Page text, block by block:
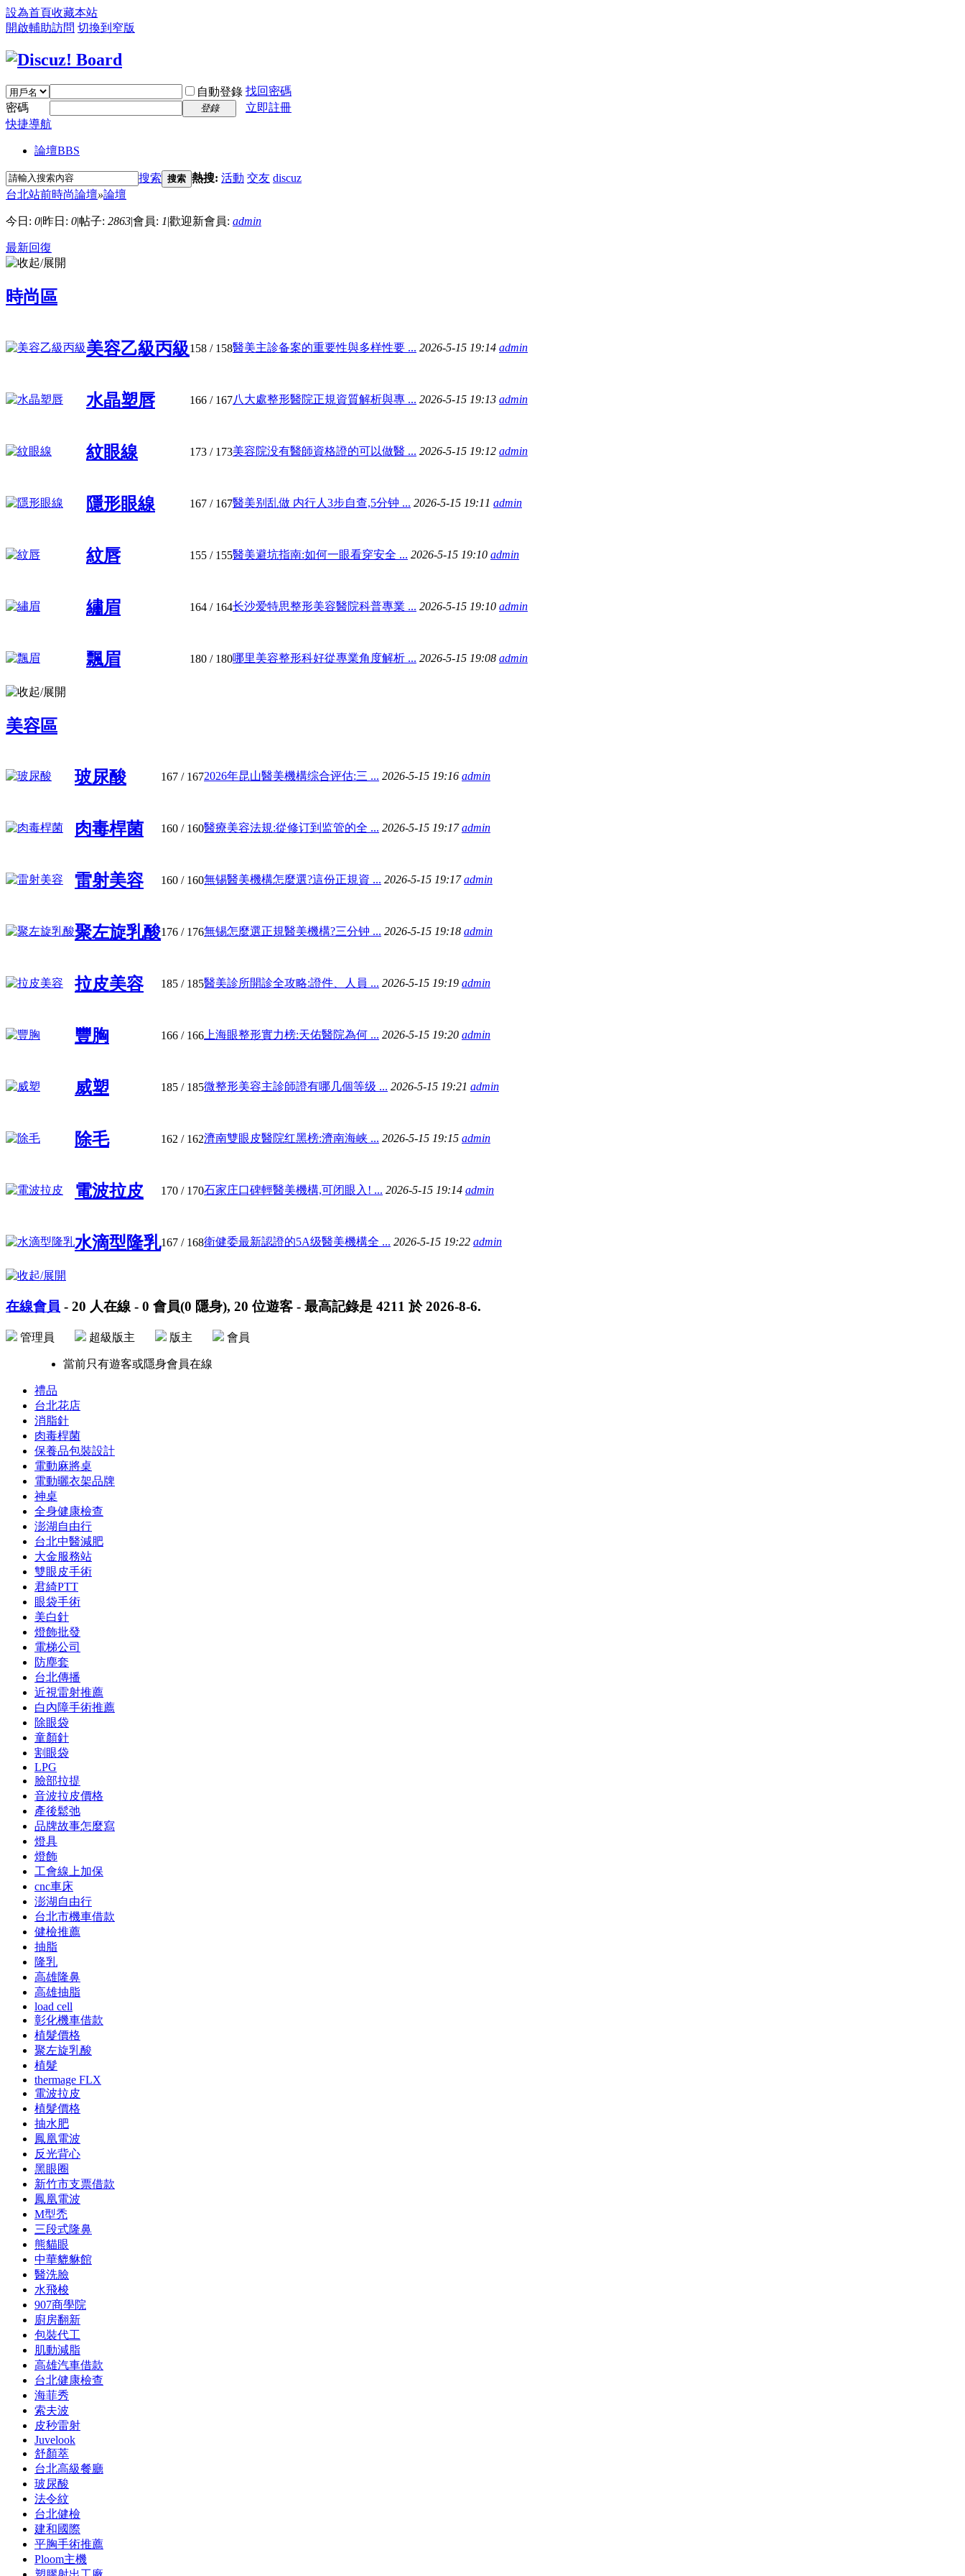
設為首頁收藏本站
開啟輔助訪問 切換到窄版
自動登錄 找回密碼
密碼
登錄
立即註冊
快捷導航
論壇BBS
搜索 搜索 熱搜: 活動 交友 discuz
台北站前時尚論壇»論壇
今日: 0|昨日: 0|帖子: 2863|會員: 1|歡迎新會員: admin
最新回復
時尚區
美容乙級丙級158 / 158醫美主診备案的重要性與多样性要 ... 2026-5-15 19:14 admin
水晶塑唇 166 / 167八大處整形醫院正規資質解析與專 ... 2026-5-15 19:13 admin
紋眼線 173 / 173美容院没有醫師資格證的可以做醫 ... 2026-5-15 19:12 admin
隱形眼線 167 / 167醫美别乱做 内行人3步自查,5分钟 ... 2026-5-15 19:11 admin
紋唇 155 / 155醫美避坑指南:如何一眼看穿安全 ... 2026-5-15 19:10 admin
繡眉 164 / 164长沙爱特思整形美容醫院科普專業 ... 2026-5-15 19:10 admin
飄眉 180 / 180哪里美容整形科好從專業角度解析 ... 2026-5-15 19:08 admin
美容區
玻尿酸 167 / 1672026年昆山醫美機構综合评估:三 ... 2026-5-15 19:16 admin
肉毒桿菌 160 / 160醫療美容法規:從修订到监管的全 ... 2026-5-15 19:17admin
雷射美容 160 / 160無锡醫美機構怎麼選?這份正規資 ... 2026-5-15 19:17admin
聚左旋乳酸176 / 176無锡怎麼選正規醫美機構?三分钟 ... 2026-5-15 19:18 admin
拉皮美容 185 / 185醫美診所開診全攻略:證件、人員 ... 2026-5-15 19:19 admin
豐胸 166 / 166上海眼整形實力榜:天佑醫院為何 ... 2026-5-15 19:20 admin
威塑 185 / 185微整形美容主診師證有哪几個等级 ... 2026-5-15 19:21 admin
除毛 162 / 162濟南雙眼皮醫院红黑榜:濟南海峡 ... 2026-5-15 19:15 admin
電波拉皮 170 / 170石家庄口碑輕醫美機構,可闭眼入! ... 2026-5-15 19:14 admin
水滴型隆乳167 / 168衛健委最新認證的5A级醫美機構全 ... 2026-5-15 19:22 admin
在線會員 - 20 人在線 - 0 會員(0 隱身), 20 位遊客 - 最高記錄是 4211 於2026-8-6.
管理員 超級版主 版主 會員
當前只有遊客或隱身會員在線
禮品
台北花店
消脂針
肉毒桿菌
保養品包裝設計
電動麻將桌
電動曬衣架品牌
神桌
全身健康檢查
澎湖自由行
台北中醫減肥
大金服務站
雙眼皮手術
君綺PTT
眼袋手術
美白針
燈飾批發
電梯公司
防塵套
台北傳播
近視雷射推薦
白內障手術推薦
除眼袋
童顏針
割眼袋
LPG
臉部拉提
音波拉皮價格
產後鬆弛
品牌故事怎麼寫
燈具
燈飾
工會線上加保
cnc車床
澎湖自由行
台北市機車借款
健檢推薦
抽脂
隆乳
高雄隆鼻
高雄抽脂
load cell
彰化機車借款
植髮價格
聚左旋乳酸
植髮
thermage FLX
電波拉皮
植髮價格
抽水肥
鳳凰電波
反光背心
黑眼圈
新竹市支票借款
鳳凰電波
M型禿
三段式隆鼻
熊貓眼
中華貔貅館
醫洗臉
水飛梭
907商學院
廚房翻新
包裝代工
肌動減脂
高雄汽車借款
台北健康檢查
海菲秀
索夫波
皮秒雷射
Juvelook
舒顏萃
台北高級餐廳
玻尿酸
法令紋
台北健檢
建和國際
平胸手術推薦
Ploom主機